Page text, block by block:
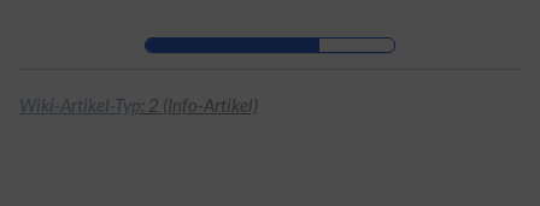
Zur Hauptnavigation
Wiki-Artikel-Typ: 2 (Info-Artikel)